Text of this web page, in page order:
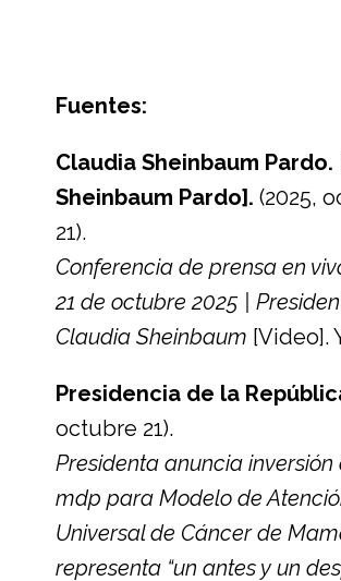
Fuentes:
Claudia Sheinbaum Pardo.
Sheinbaum Pardo]. (2025,
21).
Conferencia de prensa en
21 de octubre 2025 |
Claudia Sheinbaum [Video].
Presidencia de la
octubre 21).
Presidenta anuncia inversión
mdp para Modelo de
Universal de Cáncer de
representa “un antes y un